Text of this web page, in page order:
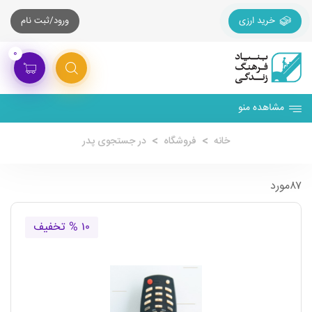
خرید ارزی ورود/ثبت نام
۰
مشاهده منو
خانه فروشگاه در جستجوی پدر
۸۷مورد
۱۰ % تخفیف